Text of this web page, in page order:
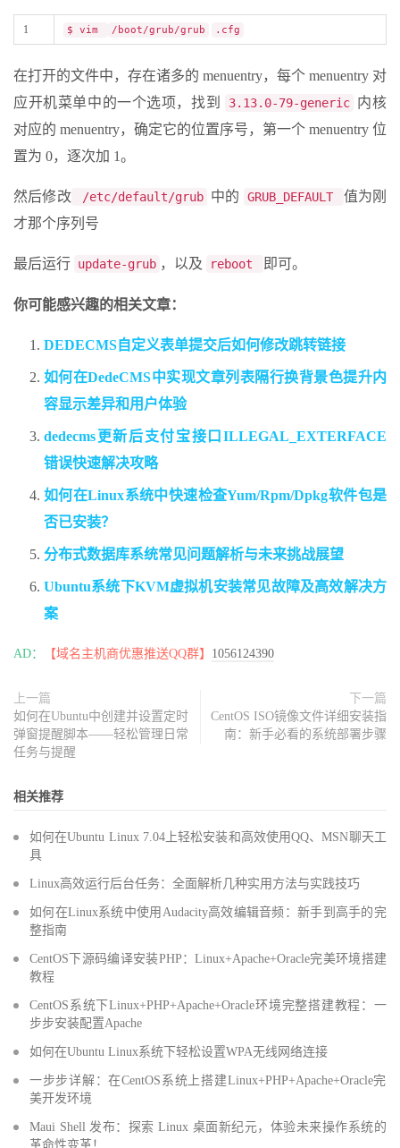
1 $ vim /boot/grub/grub .cfg
在打开的文件中，存在诸多的 menuentry，每个 menuentry 对
应开机菜单中的一个选项，找到
3.13.0-79-generic 内核
对应的 menuentry，确定它的位置序号，第一个 menuentry 位
置为 0，逐次加 1。
然后修改 /etc/default/grub 中的 GRUB_DEFAULT
值为刚
才那个序列号
最后运行 update-grub ，以及 reboot 即可。
你可能感兴趣的相关文章：
DEDECMS自定义表单提交后如何修改跳转链接
如何在DedeCMS中实现文章列表隔行换背景色提升内
容显示差异和用户体验
dedecms更新后支付宝接口ILLEGAL_EXTERFACE
错误快速解决攻略
如何在Linux系统中快速检查Yum/Rpm/Dpkg软件包是
否已安装？
分布式数据库系统常见问题解析与未来挑战展望
Ubuntu系统下KVM虚拟机安装常见故障及高效解决方
案
AD： 【域名主机商优惠推送QQ群】 1056124390
上一篇
如何在Ubuntu中创建并设置定时
弹窗提醒脚本——轻松管理日常
任务与提醒
下一篇
CentOS ISO镜像文件详细安装指
南：新手必看的系统部署步骤
相关推荐
如何在Ubuntu Linux 7.04上轻松安装和高效使用QQ、MSN聊天工
具
Linux高效运行后台任务：全面解析几种实用方法与实践技巧
如何在Linux系统中使用Audacity高效编辑音频：新手到高手的完
整指南
CentOS下源码编译安装PHP：Linux+Apache+Oracle完美环境搭建
教程
CentOS系统下Linux+PHP+Apache+Oracle环境完整搭建教程：一
步步安装配置Apache
如何在Ubuntu Linux系统下轻松设置WPA无线网络连接
一步步详解：在CentOS系统上搭建Linux+PHP+Apache+Oracle完
美开发环境
Maui Shell 发布：探索 Linux 桌面新纪元，体验未来操作系统的
革命性变革！